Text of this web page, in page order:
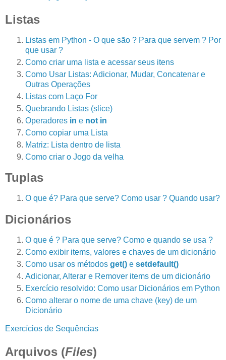
Listas
Listas em Python - O que são ? Para que servem ? Por
que usar ?
Como criar uma lista e acessar seus itens
Como Usar Listas: Adicionar, Mudar, Concatenar e
Outras Operações
Listas com Laço For
Quebrando Listas (slice)
Operadores in e not in
Como copiar uma Lista
Matriz: Lista dentro de lista
Como criar o Jogo da velha
Tuplas
O que é? Para que serve? Como usar ? Quando usar?
Dicionários
O que é ? Para que serve? Como e quando se usa ?
Como exibir items, valores e chaves de um dicionário
Como usar os métodos get() e setdefault()
Adicionar, Alterar e Remover items de um dicionário
Exercício resolvido: Como usar Dicionários em Python
Como alterar o nome de uma chave (key) de um
Dicionário
Exercícios de Sequências
Arquivos (Files)